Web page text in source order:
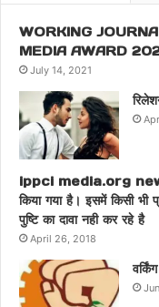
WORKING
MEDIA AWARD
July 14, 2021
ippci media.org
किया गया है। इसमें किसी
पुष्टि का दावा नही कर रहे है
April 26, 2018